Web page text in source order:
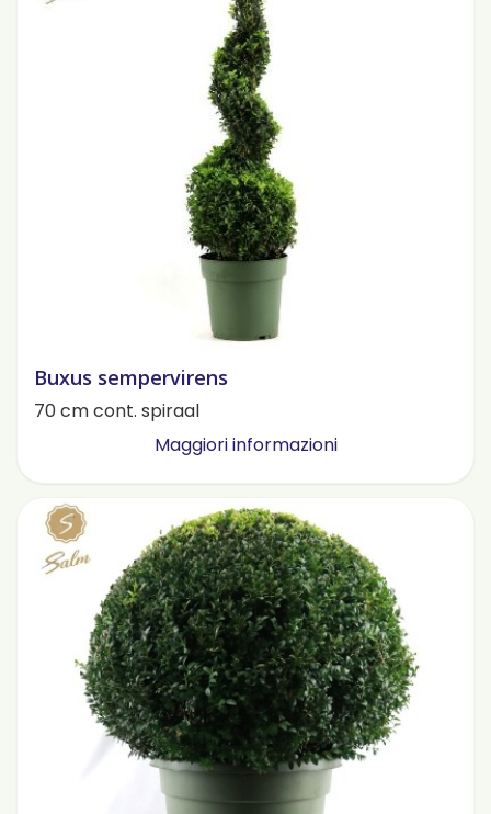
Buxus sempervirens
70 cm cont. spiraal
Maggiori informazioni